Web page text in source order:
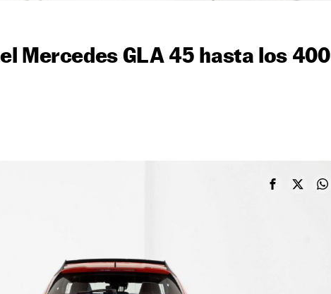
Mercedes GLA 45 hasta los 400